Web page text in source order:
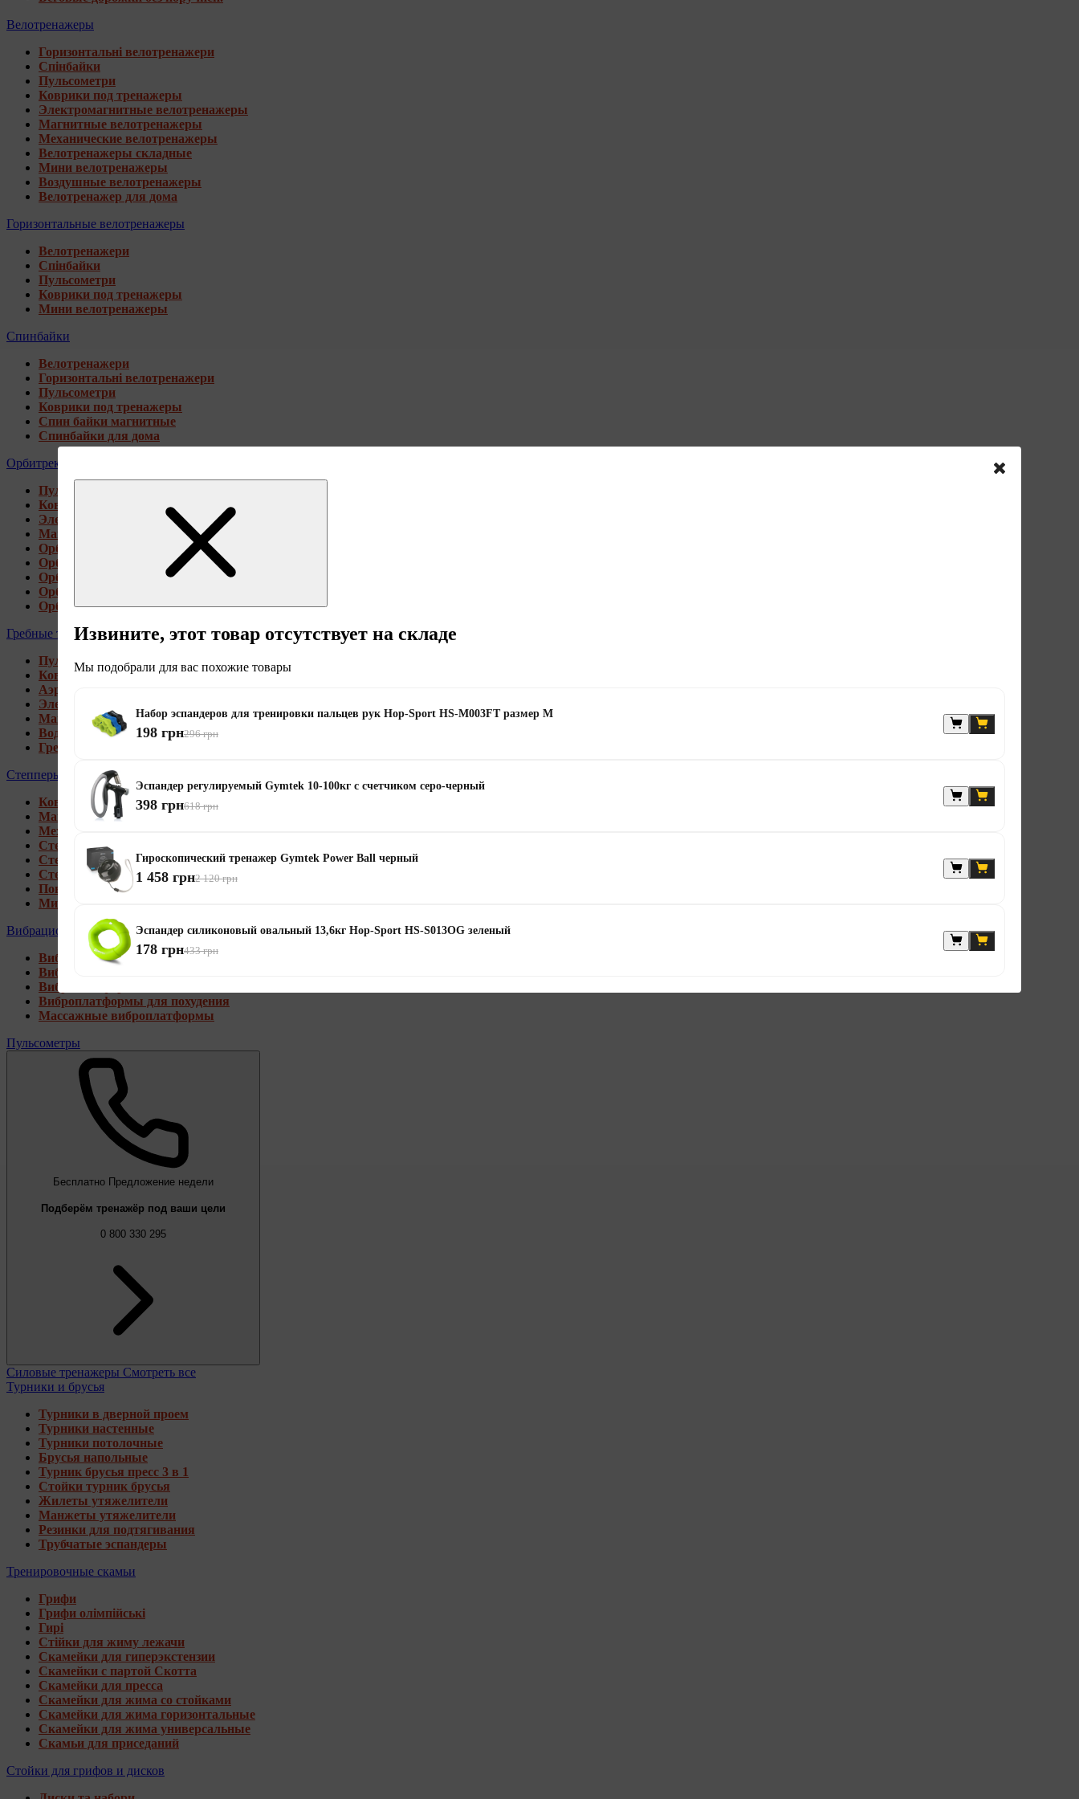
Велотренажеры
Горизонтальні велотренажери
Спінбайки
Пульсометри
Коврики под тренажеры
Электромагнитные велотренажеры
Магнитные велотренажеры
Механические велотренажеры
Велотренажеры складные
Мини велотренажеры
Воздушные велотренажеры
Велотренажер для дома
Горизонтальные велотренажеры
Велотренажери
Спінбайки
Пульсометри
Коврики под тренажеры
Мини велотренажеры
Спинбайки
Велотренажери
Горизонтальні велотренажери
Пульсометри
Коврики под тренажеры
Спин байки магнитные
Спинбайки для дома
Орбитреки
Пульсометри
Коврики под тренажеры
Электромагнитные орбитреки
Магнитные орбитреки
Орбитреки переднеприводные
Орбитреки заднеприводные
Орбитреки для высоких пользователей
Орбитреки генераторные
Орбитреки для дома
Гребные тренажеры
Пульсометри
Коврики под тренажеры
Аэромагнитные гребные тренажеры
Электромагнитные гребные тренажеры
Магнитные гребные тренажеры
Водные гребные тренажеры
Гребные тренажеры для дома
Степперы
Коврики под тренажеры
Магнитные степперы
Механические степперы
Степперы со стойкой
Степперы с эспандерами
Степперы с рукоятками
Поворотные степперы
Мини степперы
Вибрационные платформы
Виброплатформы для дома
Виброплатформы 4D
Виброплатформы 3D
Виброплатформы для похудения
Массажные виброплатформы
Пульсометры
Бесплатно Предложение недели
Подберём тренажёр под ваши цели
0 800 330 295
Силовые тренажеры Смотреть все
Турники и брусья
Турники в дверной проем
Турники настенные
Турники потолочные
Брусья напольные
Турник брусья пресс 3 в 1
Стойки турник брусья
Жилеты утяжелители
Манжеты утяжелители
Резинки для подтягивания
Трубчатые эспандеры
Тренировочные скамьи
Грифи
Грифи олімпійські
Гирі
Стійки для жиму лежачи
Скамейки для гиперэкстензии
Скамейки с партой Скотта
Скамейки для пресса
Скамейки для жима со стойками
Скамейки для жима горизонтальные
Скамейки для жима универсальные
Скамьи для приседаний
Стойки для грифов и дисков
Извините, этот товар отсутствует на складе
Мы подобрали для вас похожие товары
Набор эспандеров для тренировки пальцев рук Hop-Sport HS-M003FT размер M
198 грн296 грн
Эспандер регулируемый Gymtek 10-100кг с счетчиком серо-черный
398 грн618 грн
Гироскопический тренажер Gymtek Power Ball черный
1 458 грн2 120 грн
Эспандер силиконовый овальный 13,6кг Hop-Sport HS-S013OG зеленый
178 грн433 грн